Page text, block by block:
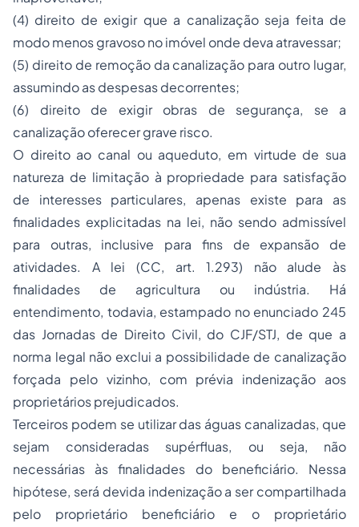
(4) direito de exigir que a canalização seja feita de
modo menos gravoso no imóvel onde deva atravessar;
(5) direito de remoção da canalização para outro lugar,
assumindo as despesas decorrentes;
(6) direito de exigir obras de segurança, se a
canalização oferecer grave risco.
O direito ao canal ou aqueduto, em virtude de sua
natureza de limitação à propriedade para satisfação
de interesses particulares, apenas existe para as
finalidades explicitadas na lei, não sendo admissível
para outras, inclusive para fins de expansão de
atividades. A lei (CC, art. 1.293) não alude às
finalidades de agricultura ou indústria. Há
entendimento, todavia, estampado no enunciado 245
das Jornadas de Direito Civil, do CJF/STJ, de que a
norma legal não exclui a possibilidade de canalização
forçada pelo vizinho, com prévia indenização aos
proprietários prejudicados.
Terceiros podem se utilizar das águas canalizadas, que
sejam consideradas supérfluas, ou seja, não
necessárias às finalidades do beneficiário. Nessa
hipótese, será devida indenização a ser compartilhada
pelo proprietário beneficiário e o proprietário